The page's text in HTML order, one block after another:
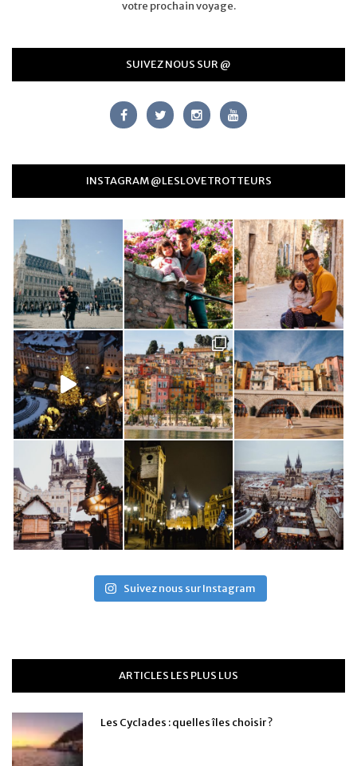
votre prochain voyage.
SUIVEZ NOUS SUR @
INSTAGRAM @LESLOVETROTTEURS
Suivez nous sur Instagram
ARTICLES LES PLUS LUS
Les Cyclades : quelles îles choisir ?